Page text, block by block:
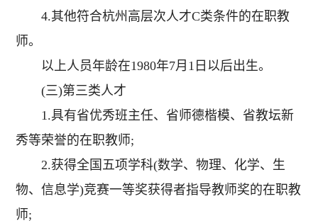
4.其他符合杭州高层次人才C类条件的在职教
师。
以上人员年龄在1980年7月1日以后出生。
(三)第三类人才
1.具有省优秀班主任、省师德楷模、省教坛新
秀等荣誉的在职教师;
2.获得全国五项学科(数学、物理、化学、生
物、信息学)竞赛一等奖获得者指导教师奖的在职教
师;